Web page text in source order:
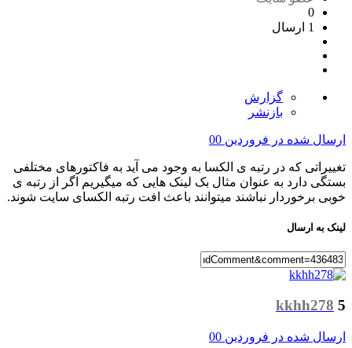
0
1 ارسال
گزارش
بازنشر
ارسال شده در فروردین 00
تغییراتی که در رتبه ی الکسا به وجود می آید به فاکتورهای مختلفی
بستگی دارد به عنوان مثال بک لینک هایی که میگیریم اگر از رتبه ی
خوبی برخوردار نباشند میتوانند باعث افت رتبه الکسای سایت شوند.
لینک به ارسال
kkhh278 5
ارسال شده در فروردین 00